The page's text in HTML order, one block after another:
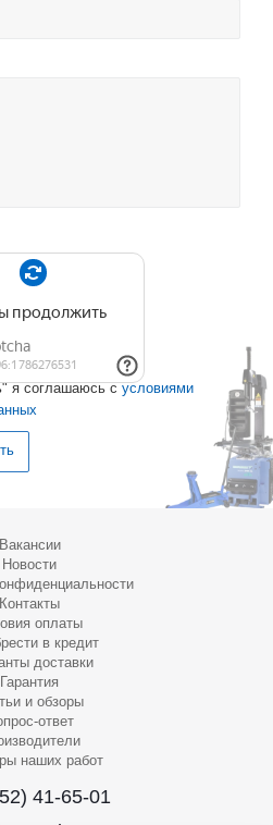
я соглашаюсь с условиями
Вакансии
Новости
Контакты
оплаты
в кредит
доставки
Гарантия
и обзоры
ответ
наших работ
41-65-01